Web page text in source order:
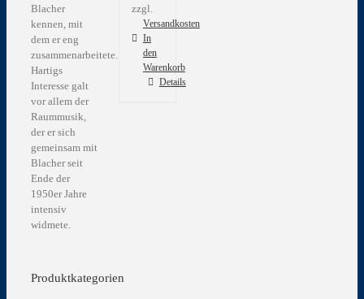
zzgl.
Versandkosten
In
den
Warenkorb
Details
Blacher
kennen, mit
dem er eng
zusammenarbeitete.
Hartigs
Interesse galt
vor allem der
Raummusik,
der er sich
gemeinsam mit
Blacher seit
Ende der
1950er Jahre
intensiv
widmete.
Produktkategorien